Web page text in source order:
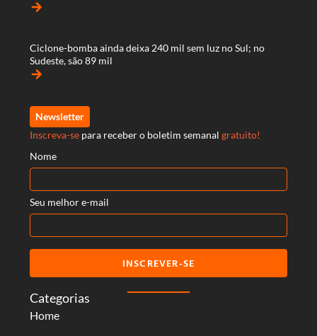
Categorias
Home
arrow_forward
Ciclone-bomba ainda deixa 240 mil sem luz no Sul; no
Sudeste, são 89 mil
arrow_forward
Newsletter
Inscreva-se para receber o boletim semanal gratuito!
Nome
Seu melhor e-mail
INSCREVER-SE